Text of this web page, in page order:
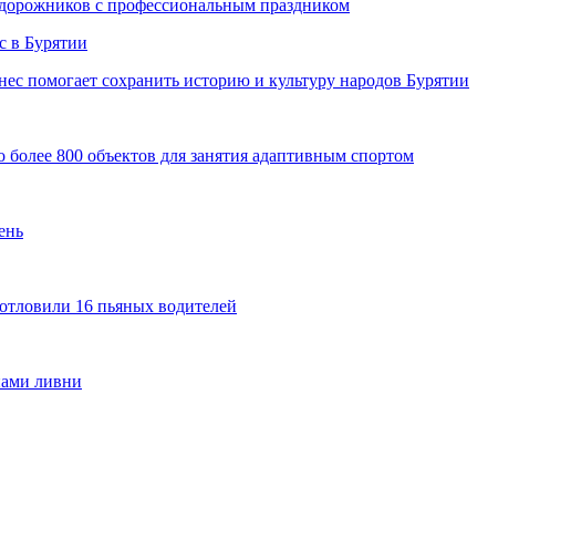
с профессиональным праздником
в Бурятии
помогает сохранить историю и культуру народов Бурятии
800 объектов для занятия адаптивным спортом
16 пьяных водителей
ливни